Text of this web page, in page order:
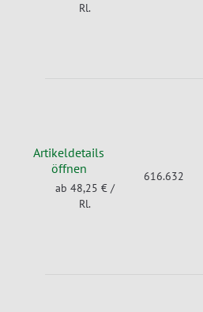
Rl.
Artikeldetails
öffnen
ab 48,25 € /
Rl.
616.632